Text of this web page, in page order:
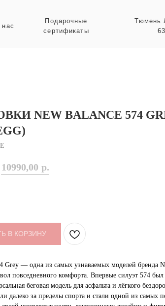
Тюмень Ленина
NEW BALANCE 574
10990,00 р.
В КОРЗИНУ
Grey — одна из самых узнаваемых моделей бренда
повседневного комфорта. Впервые силуэт 574 был
беговая модель для асфальта и лёгкого
далеко за пределы спорта и стали одной из самых